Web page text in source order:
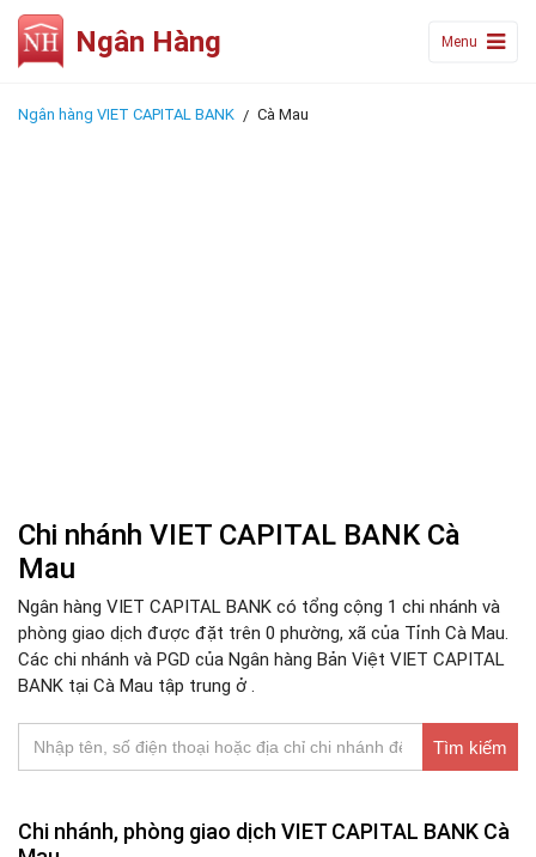
Ngân Hàng Menu
Ngân hàng VIET CAPITAL BANK Cà Mau
Chi nhánh VIET CAPITAL BANK Cà
Mau
Ngân hàng VIET CAPITAL BANK có tổng cộng 1 chi nhánh và
phòng giao dịch được đặt trên 0 phường, xã của Tỉnh Cà Mau.
Các chi nhánh và PGD của Ngân hàng Bản Việt VIET CAPITAL
BANK tại Cà Mau tập trung ở .
Tìm kiếm
Chi nhánh, phòng giao dịch VIET CAPITAL BANK Cà